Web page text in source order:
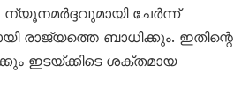
ചേർന്ന്
ബാധിക്കും. ഇതിന്റെ
ഇടയ്ക്കിടെ ശക്തമായ